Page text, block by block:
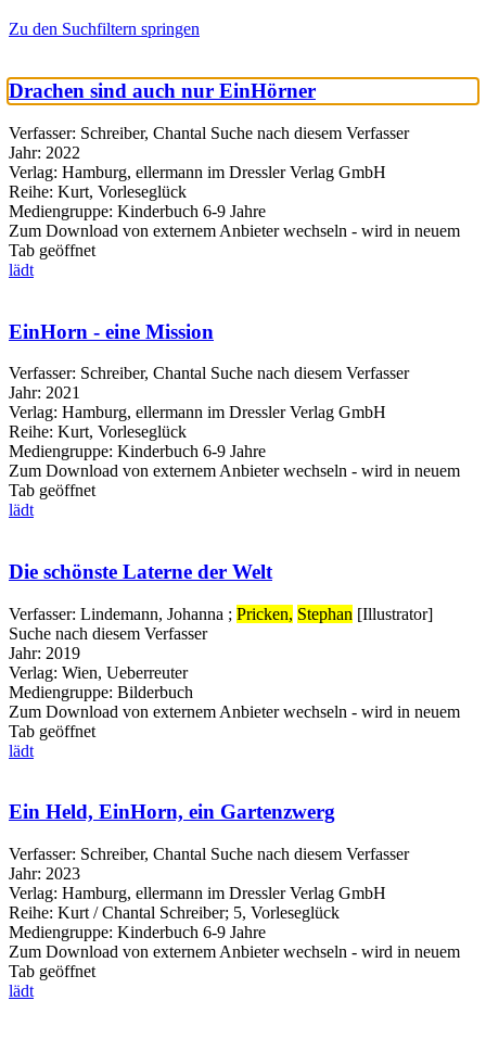
Zu den Suchfiltern springen
Drachen sind auch nur EinHörner
Verfasser: Schreiber, Chantal Suche nach diesem Verfasser
Jahr: 2022
Verlag: Hamburg, ellermann im Dressler Verlag GmbH
Reihe: Kurt, Vorleseglück
Mediengruppe: Kinderbuch 6-9 Jahre
Zum Download von externem Anbieter wechseln - wird in neuem
Tab geöffnet
lädt
EinHorn - eine Mission
Verfasser: Schreiber, Chantal Suche nach diesem Verfasser
Jahr: 2021
Verlag: Hamburg, ellermann im Dressler Verlag GmbH
Reihe: Kurt, Vorleseglück
Mediengruppe: Kinderbuch 6-9 Jahre
Zum Download von externem Anbieter wechseln - wird in neuem
Tab geöffnet
lädt
Die schönste Laterne der Welt
Verfasser: Lindemann, Johanna ; Pricken, Stephan [Illustrator]
Suche nach diesem Verfasser
Jahr: 2019
Verlag: Wien, Ueberreuter
Mediengruppe: Bilderbuch
Zum Download von externem Anbieter wechseln - wird in neuem
Tab geöffnet
lädt
Ein Held, EinHorn, ein Gartenzwerg
Verfasser: Schreiber, Chantal Suche nach diesem Verfasser
Jahr: 2023
Verlag: Hamburg, ellermann im Dressler Verlag GmbH
Reihe: Kurt / Chantal Schreiber; 5, Vorleseglück
Mediengruppe: Kinderbuch 6-9 Jahre
Zum Download von externem Anbieter wechseln - wird in neuem
Tab geöffnet
lädt